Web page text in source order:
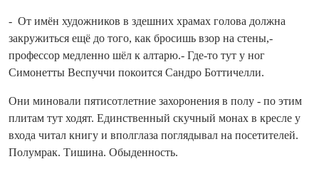
- От имён художников в здешних храмах голова должна
закружиться ещё до того, как бросишь взор на стены,-
профессор медленно шёл к алтарю.- Где‑то тут у ног
Симонетты Веспуччи покоится Сандро Боттичелли.
Они миновали пятисотлетние захоронения в полу - по этим
плитам тут ходят. Единственный скучный монах в кресле у
входа читал книгу и вполглаза поглядывал на посетителей.
Полумрак. Тишина. Обыденность.